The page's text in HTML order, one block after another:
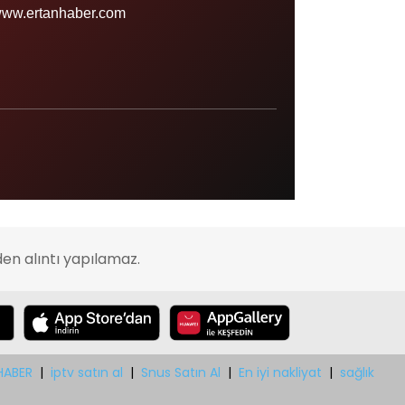
Sinop
Tekirdağ
Tunceli
Van
Yozgat
Zonguldak
alıntı yapılamaz.
| iptv satın al | Snus Satın Al | En iyi nakliyat | sağlık